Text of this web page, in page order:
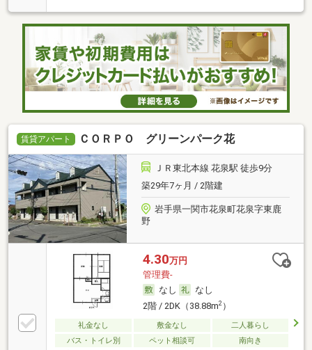
賃貸アパート ＣＯＲＰＯ グリーンパーク花
ＪＲ東北本線 花泉駅 徒歩9分
築29年7ヶ月 / 2階建
岩手県一関市花泉町花泉字東鹿
野
4.30万円
管理費-
なし
なし
2階 / 2DK（38.88m2）
礼金なし 敷金なし
二人暮らし
バス・トイレ別
ペット相談可 南向き